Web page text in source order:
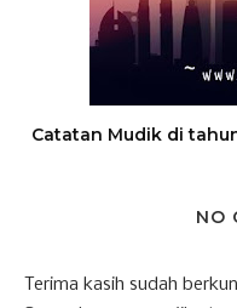
Catatan Mudik di
NO
Terima kasih sudah